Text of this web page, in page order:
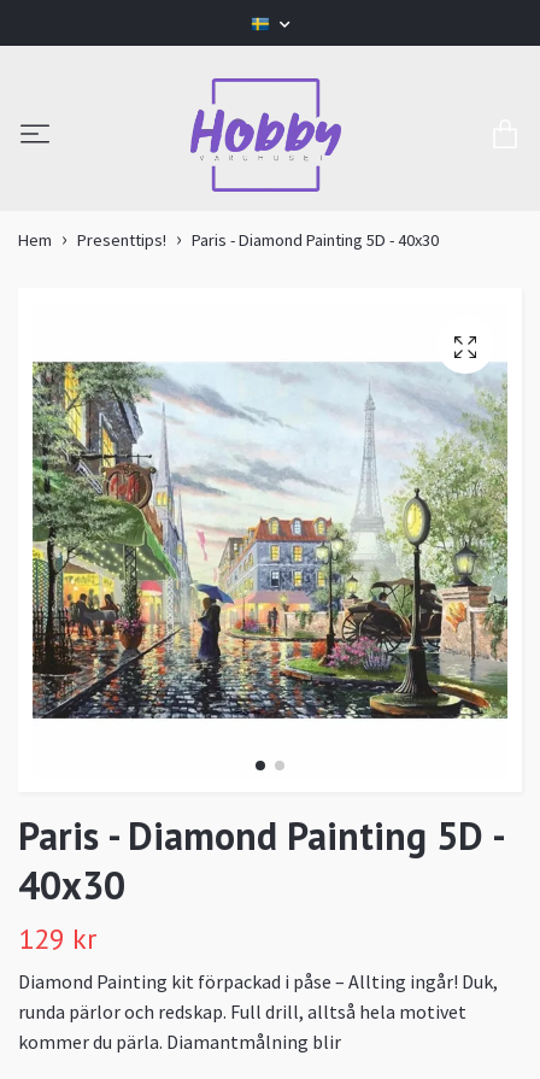
Hem Presenttips! Paris - Diamond Painting 5D - 40x30
Paris - Diamond Painting 5D -
40x30
129 kr
Diamond Painting kit förpackad i påse – Allting ingår! Duk,
runda pärlor och redskap. Full drill, alltså hela motivet
kommer du pärla. Diamantmålning blir